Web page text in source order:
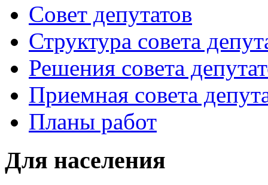
Совет депутатов
Структура совета
Решения совета
Приемная совета
Планы работ
Для населения